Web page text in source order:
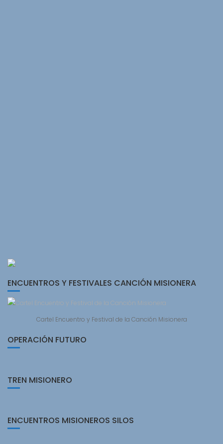
ENCUENTROS Y FESTIVALES CANCIÓN MISIONERA
Cartel Encuentro y Festival de la Canción Misionera
OPERACIÓN FUTURO
TREN MISIONERO
ENCUENTROS MISIONEROS SILOS